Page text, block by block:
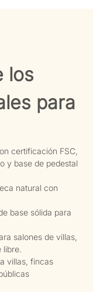
los
para
certificación FSC,
y base de pedestal
natural con
base sólida para
salones de villas,
libre.
villas, fincas